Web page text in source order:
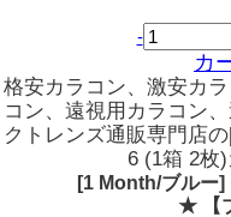
-
カ
格安カラコン、激安カ
コン、遠視用カラコン
クトレンズ通販専門店
6 (1箱 2枚
[1 Month/ブルー]
★